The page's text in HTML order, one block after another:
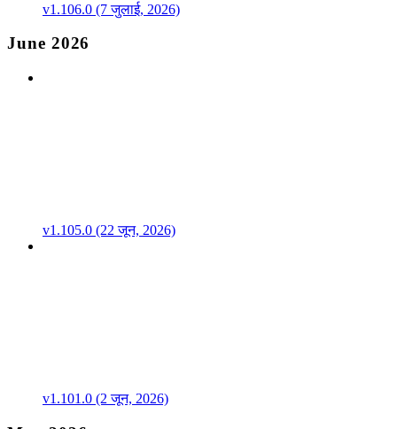
v1.106.0 (7 जुलाई, 2026)
June 2026
v1.105.0 (22 जून, 2026)
v1.101.0 (2 जून, 2026)